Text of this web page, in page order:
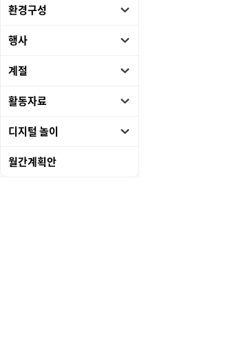
환경구성
행사
계절
활동자료
디지털 놀이
월간계획안